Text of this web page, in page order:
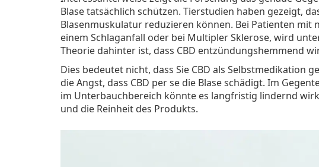
Blase tatsächlich schützen. Tierstudien haben gezeigt,
Blasenmuskulatur reduzieren können. Bei Patienten mit
einem Schlaganfall oder bei Multipler Sklerose, wird
Theorie dahinter ist, dass CBD entzündungshemmend
Dies bedeutet nicht, dass Sie CBD als Selbstmedikation
die Angst, dass CBD per se die Blase schädigt. Im
im Unterbauchbereich könnte es langfristig lindernd
und die Reinheit des Produkts.